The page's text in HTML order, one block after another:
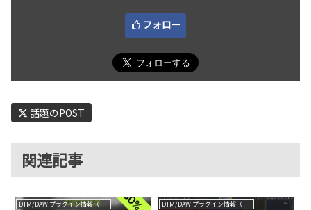
フォロー
話題のPOST
関連記事
DTM/DAW プラグイン情報（VST AU AAX） DTM/DAW プラグイン情報（VST AU AAX）